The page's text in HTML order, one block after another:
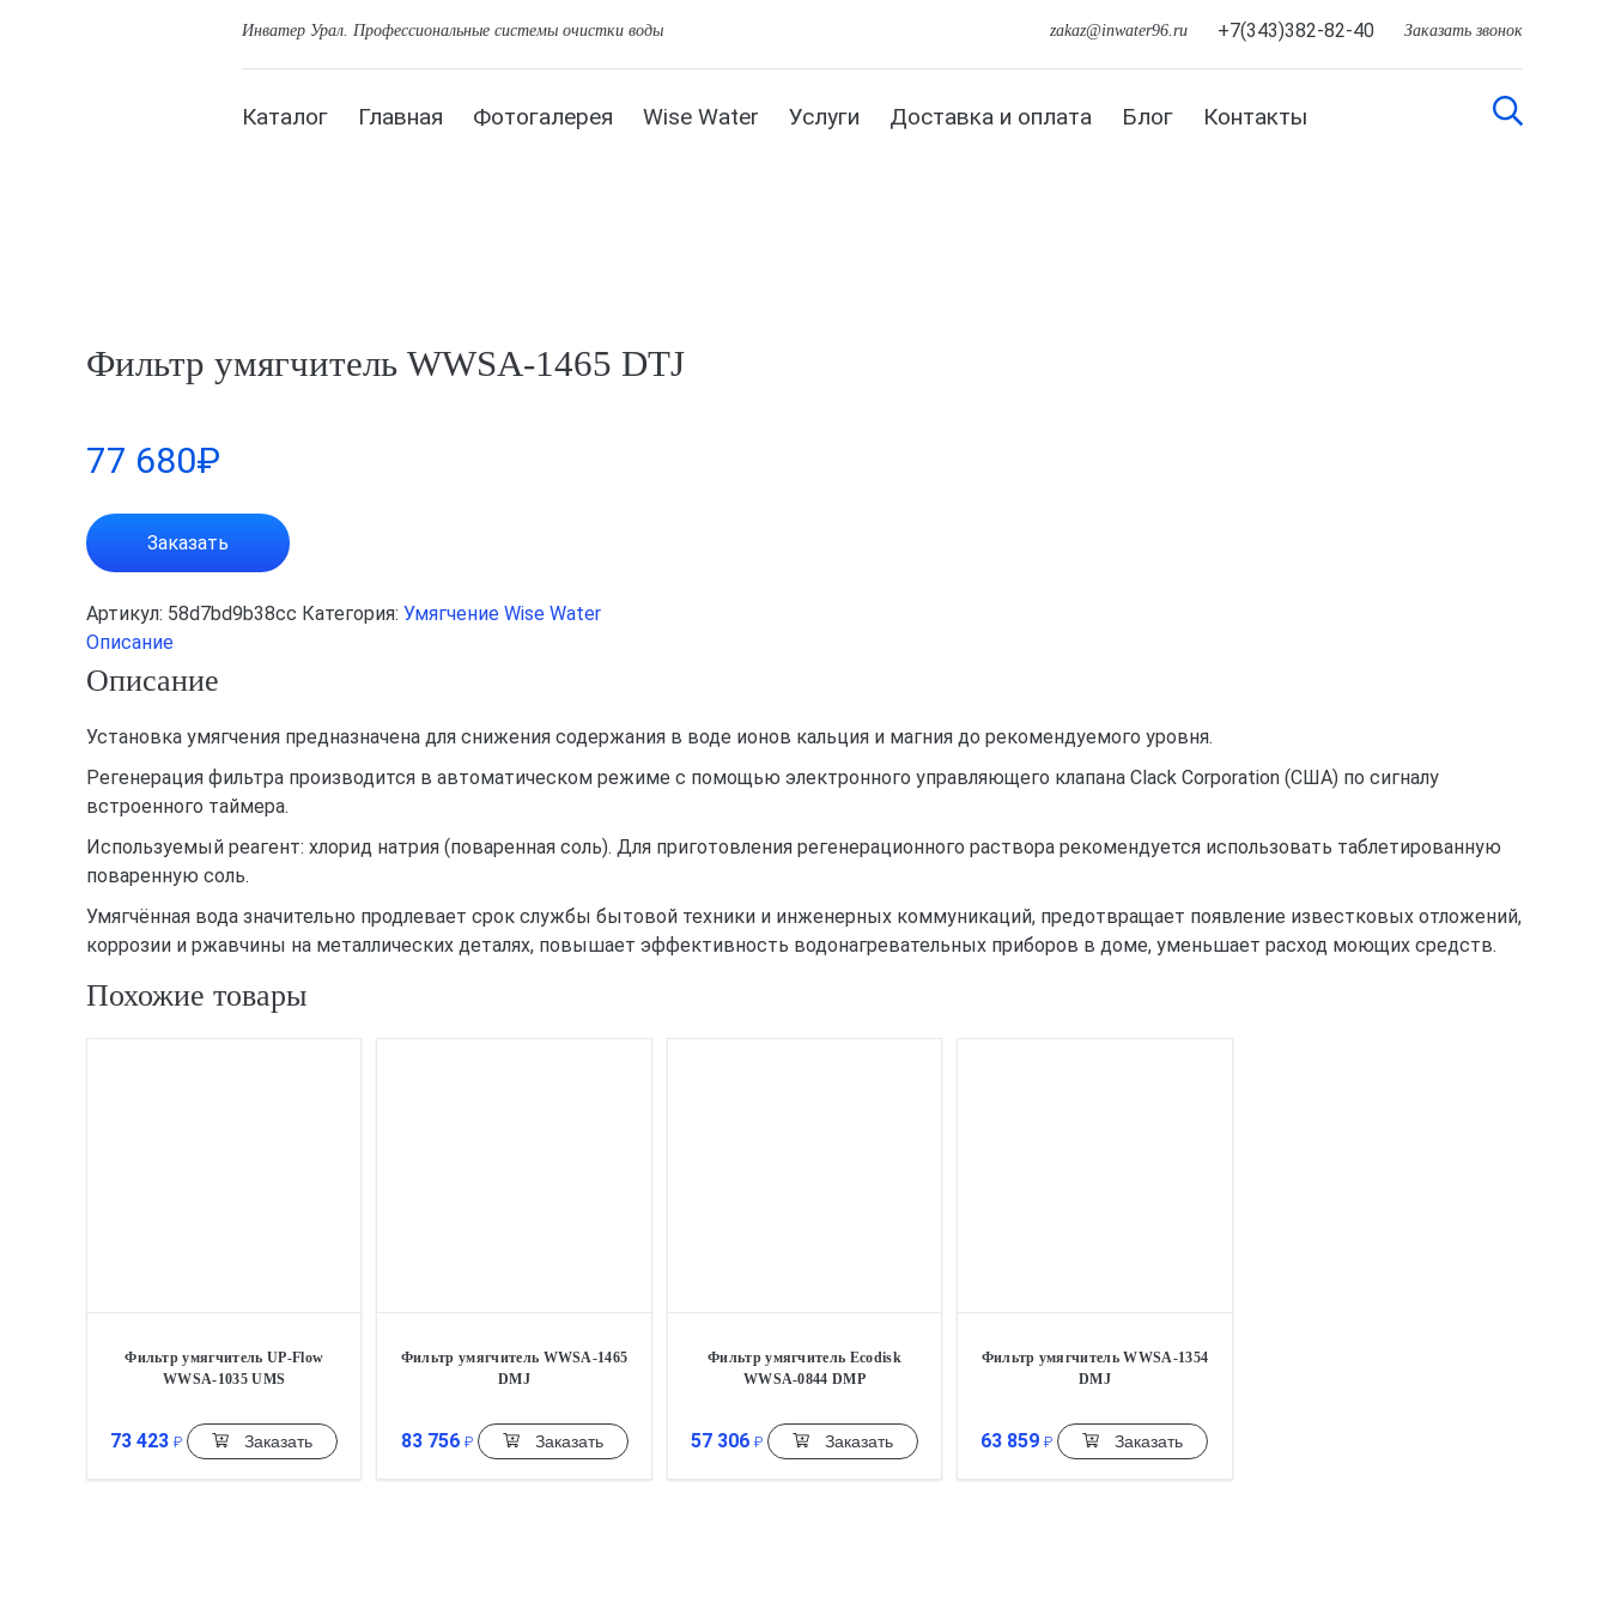
Инватер Урал. Профессиональные системы очистки воды zakaz@inwater96.ru +7(343)382-82-40 Заказать звонок
Каталог Главная Фотогалерея Wise Water Услуги Доставка и оплата Блог Контакты
Фильтр умягчитель WWSA-1465 DTJ
77 680₽
Заказать
Артикул: 58d7bd9b38cc Категория: Умягчение Wise Water
Описание
Описание
Установка умягчения предназначена для снижения содержания в воде ионов кальция и магния до рекомендуемого уровня.
Регенерация фильтра производится в автоматическом режиме с помощью электронного управляющего клапана Clack Corporation (США) по сигналу
встроенного таймера.
Используемый реагент: хлорид натрия (поваренная соль). Для приготовления регенерационного раствора рекомендуется использовать таблетированную
поваренную соль.
Умягчённая вода значительно продлевает срок службы бытовой техники и инженерных коммуникаций, предотвращает появление известковых отложений,
коррозии и ржавчины на металлических деталях, повышает эффективность водонагревательных приборов в доме, уменьшает расход моющих средств.
Похожие товары
Фильтр умягчитель UP-Flow
WWSA-1035 UMS
73 423 ₽ Заказать
Фильтр умягчитель WWSA-1465
DMJ
83 756 ₽ Заказать
Фильтр умягчитель Ecodisk
WWSA-0844 DMP
57 306 ₽ Заказать
Фильтр умягчитель WWSA-1354
DMJ
63 859 ₽ Заказать